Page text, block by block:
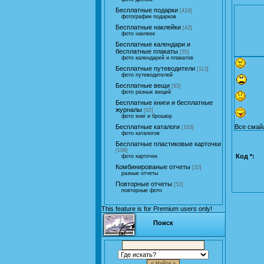
Бесплатные подарки [424]
фотографии подарков
Бесплатные наклейки [42]
фото наклеек
Бесплатные календари и
бесплатные плакаты [55]
фото календарей и плакатов
Бесплатные путеводители [113]
фото путеводителей
Бесплатные вещи [93]
фото разных вещей
Бесплатные книги и бесплатные
журналы [92]
фото книг и брошюр
Бесплатные каталоги [103]
фото каталогов
Бесплатные пластиковые карточки
[106]
фото карточек
Комбинированые отчеты [32]
разные отчеты
Повторные отчеты [52]
повторные фото
This feature is for Premium users only!
Поиск
Все
Код *: